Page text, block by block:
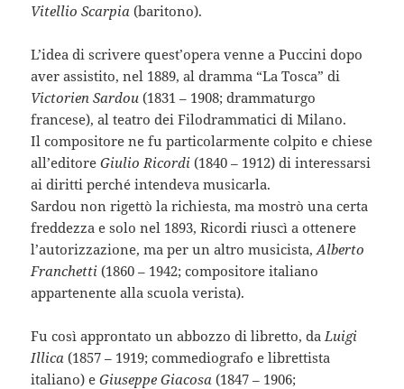
Vitellio Scarpia (baritono).
L’idea di scrivere quest’opera venne a Puccini dopo
aver assistito, nel 1889, al dramma “La Tosca” di
Victorien Sardou (1831 – 1908; drammaturgo
francese), al teatro dei Filodrammatici di Milano.
Il compositore ne fu particolarmente colpito e chiese
all’editoreGiulio Ricordi (1840 – 1912) di interessarsi
ai diritti perché intendeva musicarla.
Sardou non rigettò la richiesta, ma mostrò una certa
freddezza e solo nel 1893, Ricordi riuscì a ottenere
l’autorizzazione, ma per un altro musicista,Alberto
Franchetti (1860 – 1942; compositore italiano
appartenente alla scuola verista).
Fu così approntato un abbozzo di libretto, da Luigi
Illica (1857 – 1919; commediografo e librettista
italiano) eGiuseppe Giacosa (1847 – 1906;